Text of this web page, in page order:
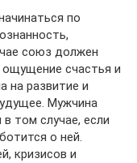
по
союз должен
ощущение счастья и
на развитие и
Мужчина
том случае, если
о ней.
кризисов и